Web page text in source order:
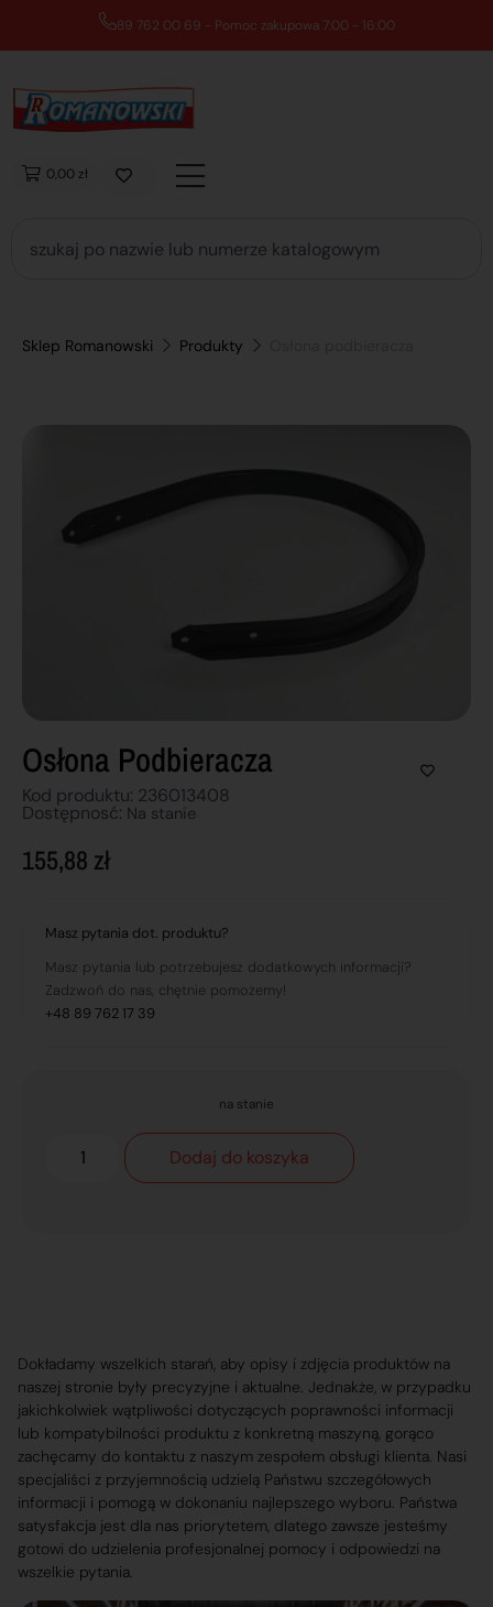
89 762 00 69 - Pomoc zakupowa 7:00 - 16:00
0,00 zł
Sklep Romanowski Produkty
Osłona Podbieracza
Kod produktu: 236013408
Dostępnosć: Na stanie
155,88 zł
Masz pytania dot. produktu?
Masz pytania lub potrzebujesz dodatkowych informacji?
Zadzwoń do nas, chętnie pomożemy!
+48 89 762 17 39
na stanie
Dodaj do koszyka
Dokładamy wszelkich starań, aby opisy i zdjęcia produktów na
naszej stronie były precyzyjne i aktualne. Jednakże, w przypadku
jakichkolwiek wątpliwości dotyczących poprawności informacji
lub kompatybilności produktu z konkretną maszyną, gorąco
zachęcamy do kontaktu z naszym zespołem obsługi klienta. Nasi
specjaliści z przyjemnością udzielą Państwu szczegółowych
informacji i pomogą w dokonaniu najlepszego wyboru. Państwa
satysfakcja jest dla nas priorytetem, dlatego zawsze jesteśmy
gotowi do udzielenia profesjonalnej pomocy i odpowiedzi na
wszelkie pytania.